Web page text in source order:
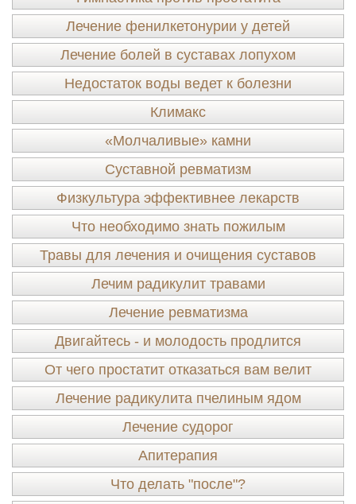
Лечение фенилкетонурии у детей
Лечение болей в суставах лопухом
Недостаток воды ведет к болезни
Климакс
«Молчаливые» камни
Суставной ревматизм
Физкультура эффективнее лекарств
Что необходимо знать пожилым
Травы для лечения и очищения суставов
Лечим радикулит травами
Лечение ревматизма
Двигайтесь - и молодость продлится
От чего простатит отказаться вам велит
Лечение радикулита пчелиным ядом
Лечение судорог
Апитерапия
Что делать "после"?